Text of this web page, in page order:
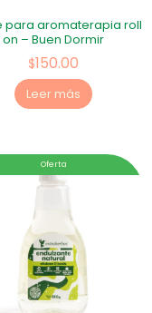
para aromaterapia roll
on – Buen Dormir
$150.00
Leer más
Oferta